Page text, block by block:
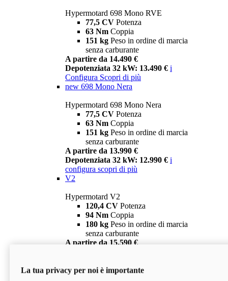
Hypermotard 698 Mono RVE
77,5 CV Potenza
63 Nm Coppia
151 kg Peso in ordine di marcia
senza carburante
A partire da 14.490 €
Depotenziata 32 kW: 13.490 € i
Configura Scopri di più
new 698 Mono Nera
Hypermotard 698 Mono Nera
77,5 CV Potenza
63 Nm Coppia
151 kg Peso in ordine di marcia
senza carburante
A partire da 13.990 €
Depotenziata 32 kW: 12.990 € i
configura scopri di più
V2
Hypermotard V2
120,4 CV Potenza
94 Nm Coppia
180 kg Peso in ordine di marcia
senza carburante
A partire da 15.590 €
V2 SP
La tua privacy per noi è importante